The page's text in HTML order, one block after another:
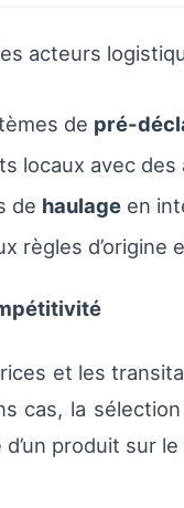
acteurs
de pré-
locaux avec
de haulage en
règles
et les
cas, la
produit sur